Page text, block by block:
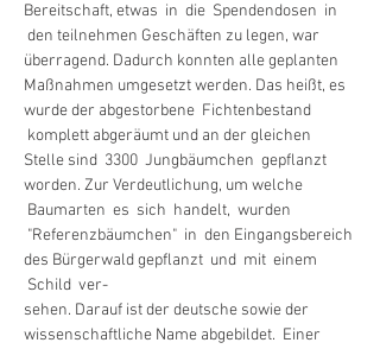
Bereitschaft, etwas  in  die  Spendendosen  in
den teilnehmen Geschäften zu legen, war
überragend. Dadurch konnten alle geplanten
Maßnahmen umgesetzt werden. Das heißt, es
wurde der abgestorbene  Fichtenbestand
komplett abgeräumt und an der gleichen
Stelle sind  3300  Jungbäumchen  gepflanzt
worden. Zur Verdeutlichung, um welche
Baumarten  es  sich  handelt,  wurden
"Referenzbäumchen"  in  den Eingangsbereich
des Bürgerwald gepflanzt  und  mit  einem
Schild  ver-
sehen. Darauf ist der deutsche sowie der
wissenschaftliche Name abgebildet.  Einer